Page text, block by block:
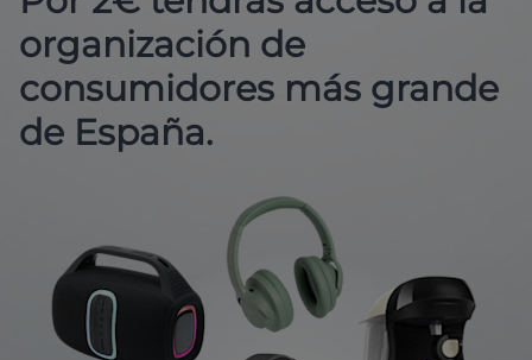
organización de
consumidores más grande
de España.